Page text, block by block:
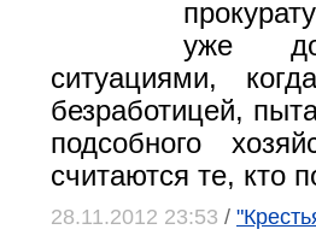
уже
ситуациями,
безработицей,
подсобного
считаются те, кто
28.11.2012 23:53 /